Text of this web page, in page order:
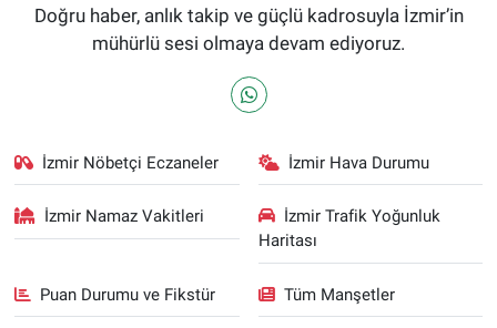
Doğru haber, anlık takip ve güçlü kadrosuyla İzmir’in
mühürlü sesi olmaya devam ediyoruz.
İzmir Nöbetçi Eczaneler İzmir Hava Durumu
İzmir Namaz Vakitleri
İzmir Trafik Yoğunluk
Haritası
Puan Durumu ve Fikstür Tüm Manşetler